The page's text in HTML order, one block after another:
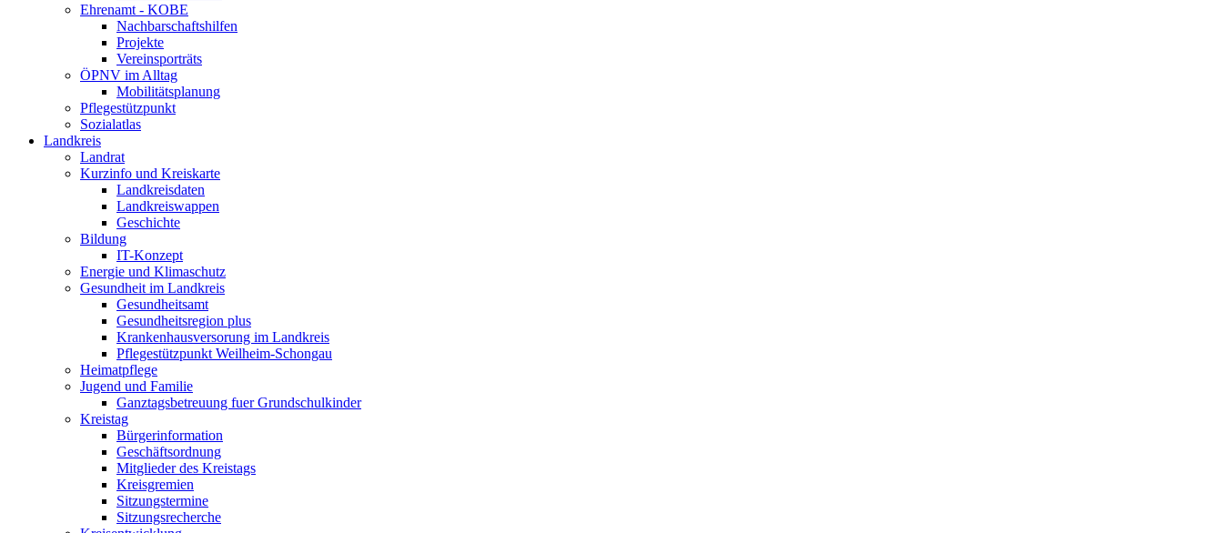
Ehrenamt - KOBE
Nachbarschaftshilfen
Projekte
Vereinsporträts
ÖPNV im Alltag
Mobilitätsplanung
Pflegestützpunkt
Sozialatlas
Landkreis
Landrat
Kurzinfo und Kreiskarte
Landkreisdaten
Landkreiswappen
Geschichte
Bildung
IT-Konzept
Energie und Klimaschutz
Gesundheit im Landkreis
Gesundheitsamt
Gesundheitsregion plus
Krankenhausversorung im Landkreis
Pflegestützpunkt Weilheim-Schongau
Heimatpflege
Jugend und Familie
Ganztagsbetreuung fuer Grundschulkinder
Kreistag
Bürgerinformation
Geschäftsordnung
Mitglieder des Kreistags
Kreisgremien
Sitzungstermine
Sitzungsrecherche